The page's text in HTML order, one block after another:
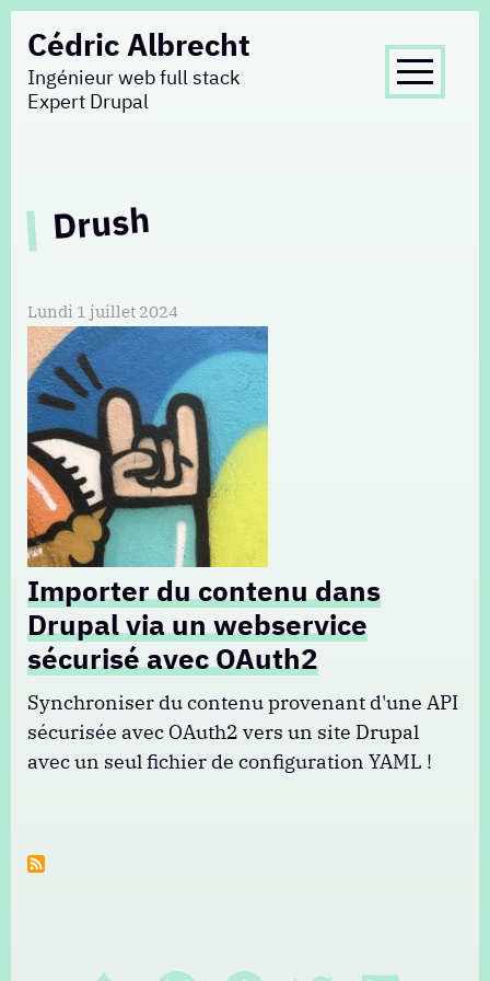
Aller
au
contenu
Cédric Albrecht
Ingénieur web full stack
Expert Drupal
Drush
Lundi 1 juillet 2024
Importer du contenu dans
Drupal via un webservice
sécurisé avec OAuth2
Synchroniser du contenu provenant d'une API
sécurisée avec OAuth2 vers un site Drupal
avec un seul fichier de configuration YAML !